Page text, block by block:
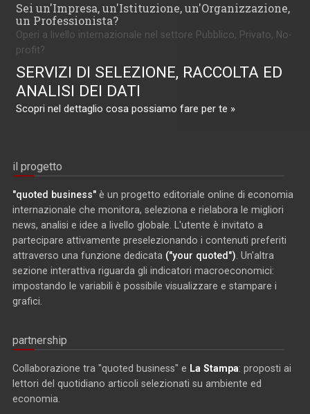
Sei un'Impresa, un'Istituzione, un'Organizzazione,
un Professionista?
Operi a livello internazionale nel settore Pubblico, Privato, No-
profit?
SERVIZI DI SELEZIONE, RACCOLTA ED
ANALISI DEI DATI
Scopri nel dettaglio cosa possiamo fare per te »
il progetto
"quoted business" è un progetto editoriale online di economia
internazionale che monitora, seleziona e rielabora le migliori
news, analisi e idee a livello globale. L'utente è invitato a
partecipare attivamente preselezionando i contenuti preferiti
attraverso una funzione dedicata ("your quoted") . Un'altra
sezione interattiva riguarda gli indicatori macroeconomici:
impostando le variabili è possibile visualizzare e stampare i
grafici.
partnership
Collaborazione tra "quoted business" e La Stampa: proposti ai
lettori del quotidiano articoli selezionati su ambiente ed
economia.